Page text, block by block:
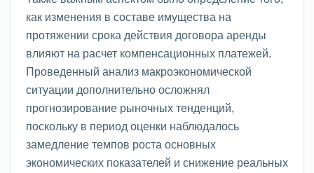
как изменения в составе имущества на
протяжении срока действия договора аренды
влияют на расчет компенсационных платежей.
Проведенный анализ макроэкономической
ситуации дополнительно осложнял
прогнозирование рыночных тенденций,
поскольку в период оценки наблюдалось
замедление темпов роста основных
экономических показателей и снижение реальных